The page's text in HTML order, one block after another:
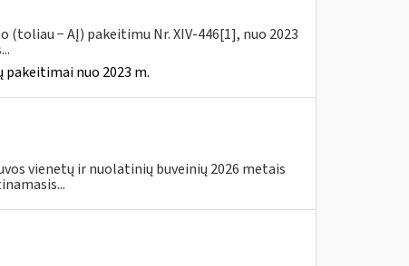
− AĮ) pakeitimu Nr. XIV-446[1], nuo 2023
pakeitimai nuo 2023 m.
vienetų ir nuolatinių buveinių 2026 metais